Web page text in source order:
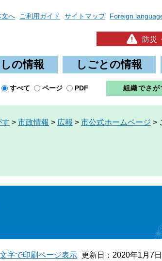
文へ ご利用ガイド サイトマップ Foreign
防災
の情報 しごとの情報
すべて ページ PDF 組織でさが
す > 市政情報 > 広報 > 市公式ホームページ >
字で印刷ページ表示 更新日：2020年1月7